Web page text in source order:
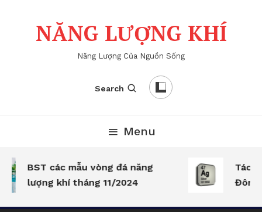
NĂNG LƯỢNG KHÍ
Năng Lượng Của Nguồn Sống
Search
Menu
BST các mẫu vòng đá năng
lượng khí tháng 11/2024
Tác
Đông –